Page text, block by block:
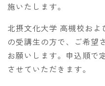
施いたします。
北摂文化大学 高槻校お
の受講生の方で、ご希望
お願いします。申込順で
させていただきます。